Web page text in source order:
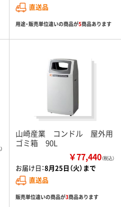
直送品
用途・販売単位違いの商品が5商品あります
山崎産業 コンドル 屋外用
ゴミ箱 90L
￥77,440（税込）
お届け日：8月25日（火）まで
直送品
販売単位違いの商品が3商品あります